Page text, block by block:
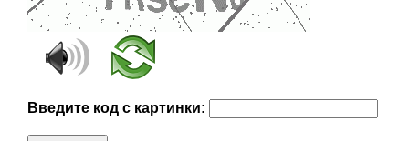
Введите код с картинки: